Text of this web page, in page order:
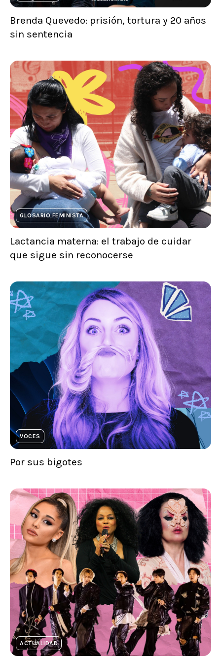
Brenda Quevedo: prisión, tortura y 20 años
sin sentencia
GLOSARIO FEMINISTA
Lactancia materna: el trabajo de cuidar
que sigue sin reconocerse
VOCES
Por sus bigotes
ACTUALIDAD